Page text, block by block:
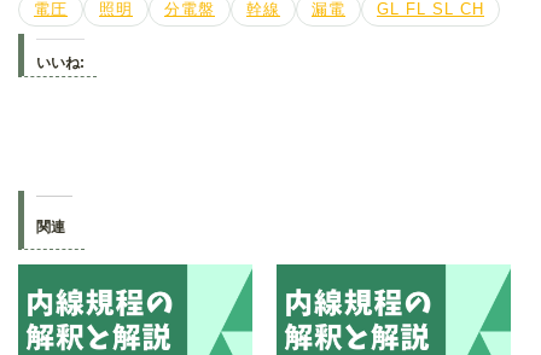
電圧
照明 分電盤 幹線 漏電 GL FL SL CH
いいね:
関連